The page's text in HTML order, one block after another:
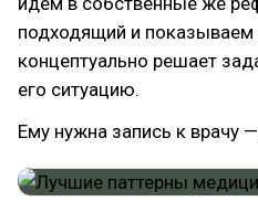
подходящий и показываем
концептуально решает
его ситуацию.
Ему нужна запись к врачу